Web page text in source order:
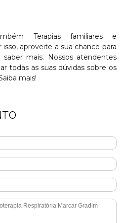
Terapias familiares e
aproveite a sua chance para
mais. Nossos atendentes
todas as suas dúvidas sobre os
mais!